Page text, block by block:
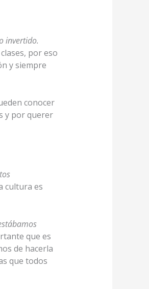
invertido.
por eso
y siempre
conocer
y por querer
cultura es
que es
de hacerla
que todos